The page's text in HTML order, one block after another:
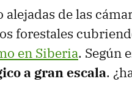
de las
forestales
en Siberia. Según
a gran escala.